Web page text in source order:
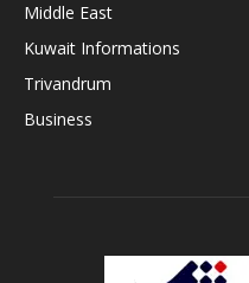
Middle East
Kuwait Informations
Trivandrum
Business